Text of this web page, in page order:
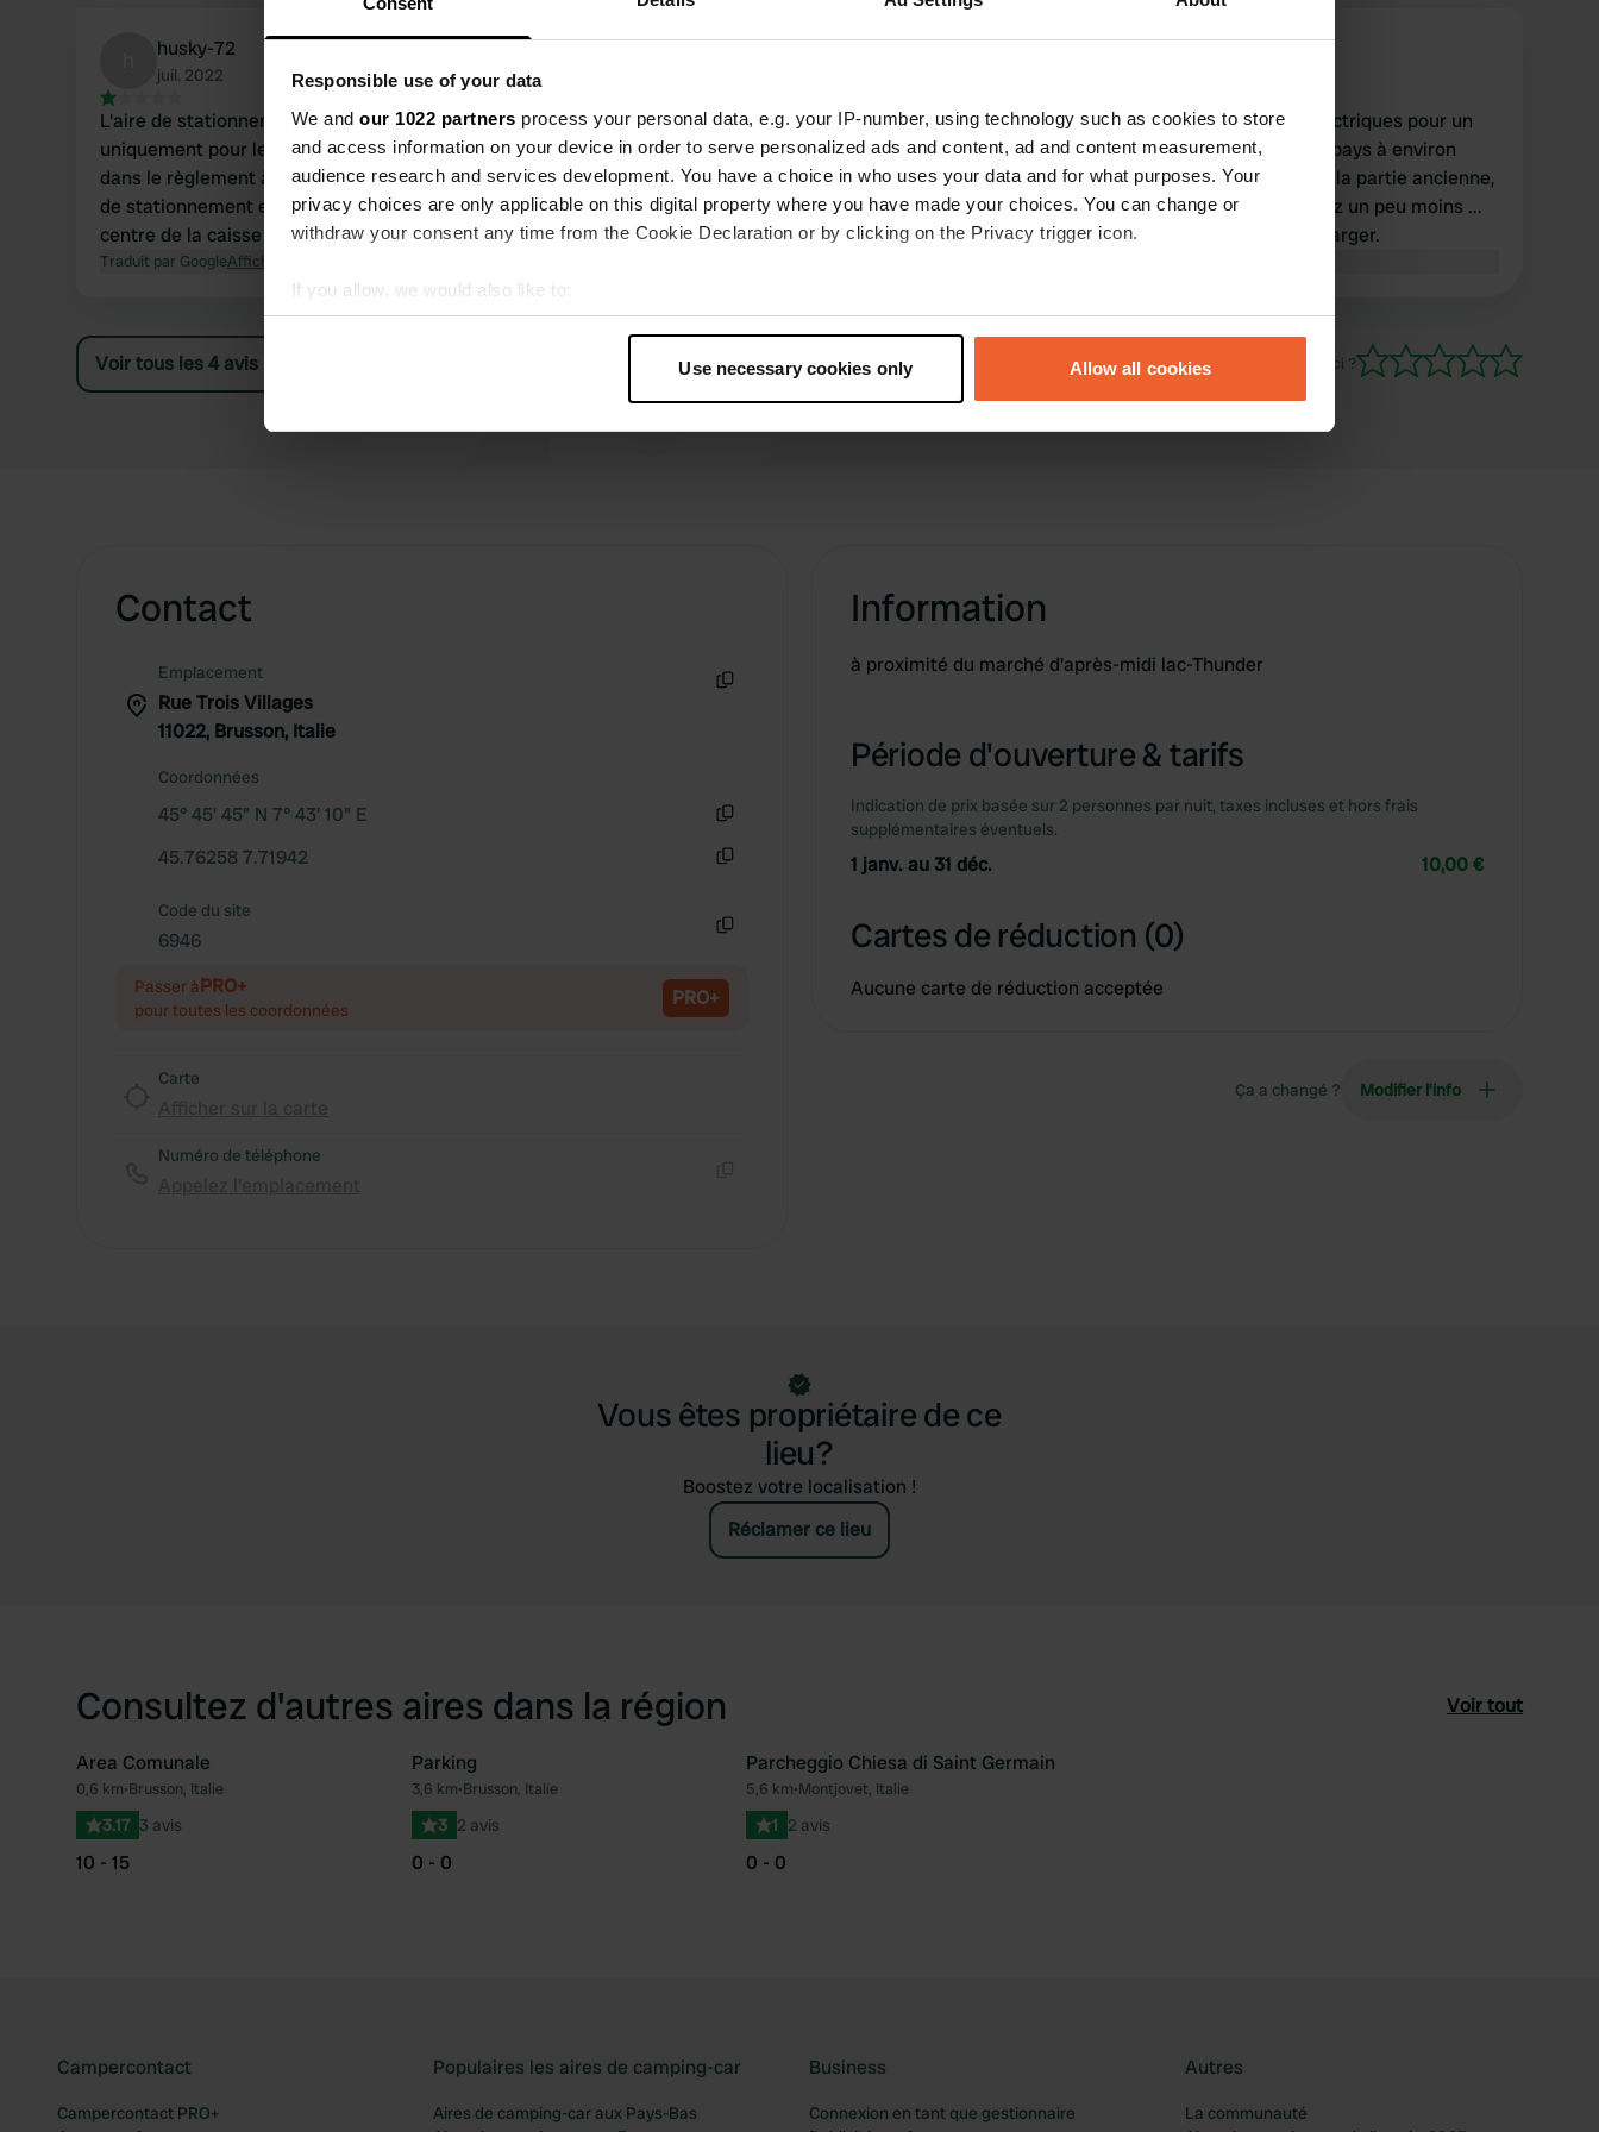
Responsible use of your data
We and our 1022 partners process your personal data, e.g. your IP-number, using technology such as cookies to store
and access information on your device in order to serve personalized ads and content, ad and content measurement,
audience research and services development. You have a choice in who uses your data and for what purposes. Your
privacy choices are only applicable on this digital property where you have made your choices. You can change or
withdraw your consent any time from the Cookie Declaration or by clicking on the Privacy trigger icon.
If you allow, we would also like to:
Collect information about your geographical location which can be accurate to within several meters
Find out more about how your personal data is processed and set your preferences in the
Use necessary cookies only Allow all cookies
husky-72
juil. 2022
L'aire de stationnement est devenue
uniquement pour les voitures comme spécifié
dans le règlement à côté de l'horodateur l'aire
de stationnement est uniquement celle après le
centre de la caisse
Traduit par GoogleAfficher l'original
Bergzicke1
Belle place de parking. A pied à Ort, kl.
Supermarché et lac. Si vous ne rencontrez pas
le caissier, vous devez payer à l'hôtel au bord du
lac. Dot costume parce que les toilettes ne se
vident pas si bien.
yassily
Bel espace équipé, prises électriques pour un
tarif horaire de 25 centimes, pays à environ
500/600 mètres, pour visiter la partie ancienne,
chargement pratique, chargez un peu moins ...
eau courante ... attaque à charger.
Voir tous les 4 avis Es-tu déjà venu ici ?
Contact
Emplacement
Rue Trois Villages
11022, Brusson, Italie
Coordonnées
45° 45' 45" N 7° 43' 10" E
45.76258 7.71942
Code du site
6946
Passer àPRO+
pour toutes les coordonnées PRO+
Carte
Numéro de téléphone
Information
à proximité du marché d'après-midi lac-Thunder
Période d'ouverture & tarifs
Indication de prix basée sur 2 personnes par nuit, taxes incluses et hors frais
supplémentaires éventuels.
1 janv. au 31 déc. 10,00 €
Cartes de réduction (0)
Aucune carte de réduction acceptée
Ça a changé ? Modifier l’info
Vous êtes propriétaire de ce
lieu?
Boostez votre localisation !
Réclamer ce lieu
Consultez d'autres aires dans la région Voir tout
Préféré
Area Comunale
0,6 km•Brusson, Italie
3.17 3 avis
10 - 15
Préféré
Parking
3,6 km•Brusson, Italie
3 2 avis
0 - 0
Parcheggio Chiesa di Saint Germain
5,6 km•Montjovet, Italie
1 2 avis
0 - 0
Campercontact
Campercontact PRO+
Populaires les aires de camping-car
Aires de camping-car aux Pays-Bas
Business
Connexion en tant que gestionnaire
Autres
La communauté